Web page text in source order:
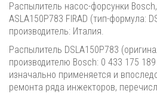
Распылитель насос-форсунки
ASLA150P783 FIRAD (тип-формула:
производитель: Италия.
Распылитель DSLA150P783
производителю Bosch: 0 433 175
изначально применяется и
ремонта ряда инжекторов,